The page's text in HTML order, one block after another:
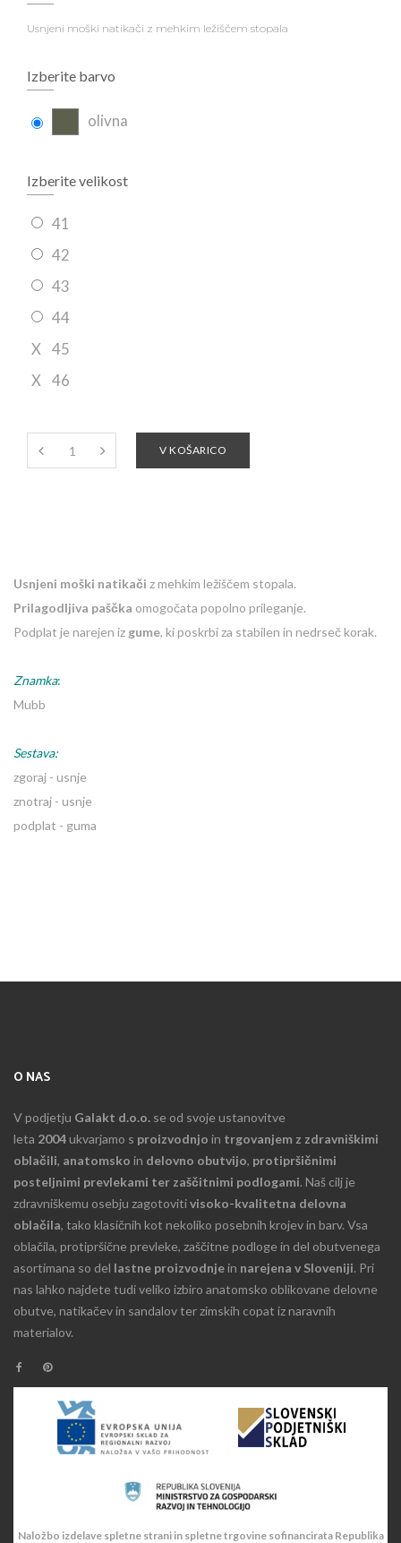
Usnjeni moški natikači z mehkim ležiščem stopala
Izberite barvo
olivna
Izberite velikost
41
42
43
44
X
45
X
46
V KOŠARICO
Usnjeni moški natikači z mehkim ležiščem stopala.
Prilagodljiva paščka omogočata popolno prileganje.
Podplat je narejen iz gume, ki poskrbi za stabilen in nedrseč korak.
Znamka:
Mubb
Sestava:
zgoraj - usnje
znotraj - usnje
podplat - guma
O NAS
V podjetju Galakt d.o.o. se od svoje ustanovitve
leta 2004ukvarjamo s proizvodnjo in trgovanjem z zdravniškimi
oblačili, anatomsko in delovno obutvijo, protipršičnimi
posteljnimi prevlekami ter zaščitnimi podlogami. Naš cilj je
zdravniškemu osebju zagotovitivisoko-kvalitetna delovna
oblačila, tako klasičnih kot nekoliko posebnih krojev in barv. Vsa
oblačila, protipršične prevleke, zaščitne podloge in del obutvenega
asortimana so del lastne proizvodnjein narejena v Sloveniji. Pri
nas lahko najdete tudi veliko izbiro anatomsko oblikovane delovne
obutve, natikačev in sandalov ter zimskih copat iz naravnih
materialov.
Naložbo izdelave spletne strani in spletne trgovine sofinancirata Republika